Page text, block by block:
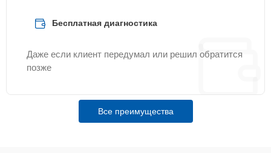
Бесплатная диагностика
Даже если клиент передумал или решил обратится
позже
Все преимущества